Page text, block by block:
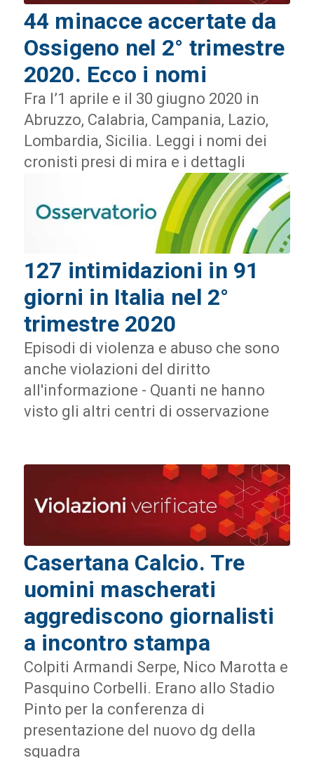
44 minacce accertate da
Ossigeno nel 2° trimestre
2020. Ecco i nomi
Fra l’1 aprile e il 30 giugno 2020 in
Abruzzo, Calabria, Campania, Lazio,
Lombardia, Sicilia. Leggi i nomi dei
cronisti presi di mira e i dettagli
127 intimidazioni in 91
giorni in Italia nel 2°
trimestre 2020
Episodi di violenza e abuso che sono
anche violazioni del diritto
all'informazione - Quanti ne hanno
visto gli altri centri di osservazione
Casertana Calcio. Tre
uomini mascherati
aggrediscono giornalisti
a incontro stampa
Colpiti Armandi Serpe, Nico Marotta e
Pasquino Corbelli. Erano allo Stadio
Pinto per la conferenza di
presentazione del nuovo dg della
squadra